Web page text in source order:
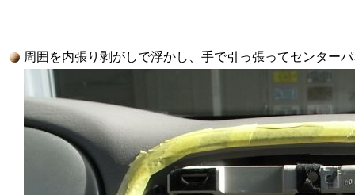
周囲を内張り剥がしで浮かし、手で引っ張ってセンター